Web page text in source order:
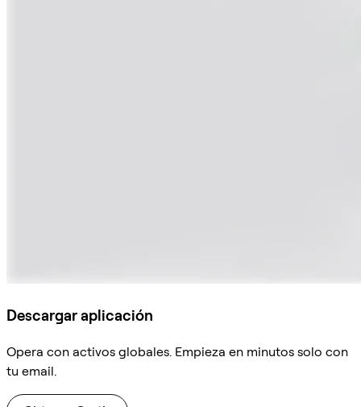
Descargar aplicación
Opera con activos globales. Empieza en minutos solo con
tu email.